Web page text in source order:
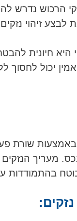
הרכוש נדרש
זיהוי נזקים
חיונית
יכול לחסוך
שורת
מעריך